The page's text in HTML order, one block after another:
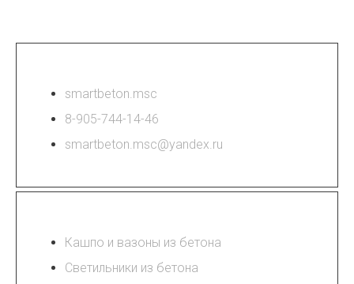
smartbeton.msc
8-905-744-14-46
smartbeton.msc@yandex.ru
Кашпо и вазоны из бетона
Светильники из бетона